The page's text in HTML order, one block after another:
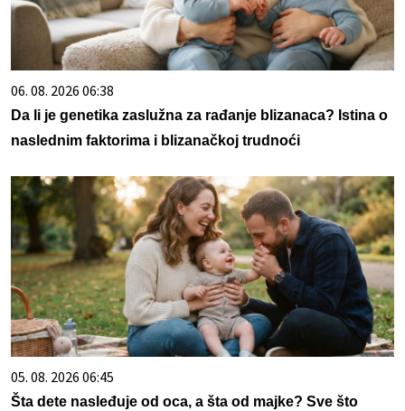
06. 08. 2026 06:38
Da li je genetika zaslužna za rađanje blizanaca? Istina o
naslednim faktorima i blizanačkoj trudnoći
05. 08. 2026 06:45
Šta dete nasleđuje od oca, a šta od majke? Sve što